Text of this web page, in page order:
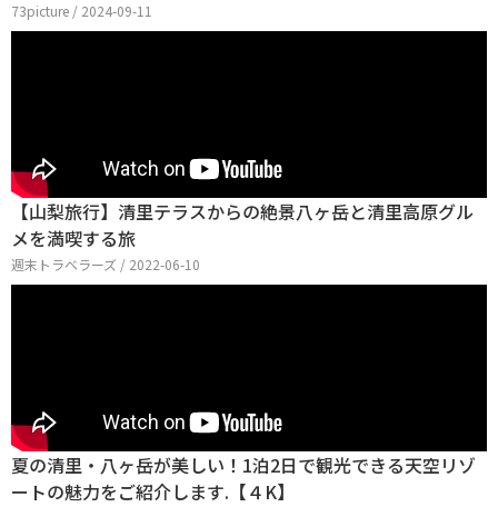
73picture / 2024-09-11
【山梨旅行】清里テラスからの絶景八ヶ岳と清里高原グル
メを満喫する旅
週末トラベラーズ / 2022-06-10
夏の清里・八ヶ岳が美しい！1泊2日で観光できる天空リゾ
ートの魅力をご紹介します.【４K】